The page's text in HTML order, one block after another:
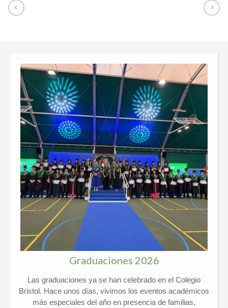
Graduaciones 2026
Las graduaciones ya se han celebrado en el Colegio
Bristol. Hace unos días, vivimos los eventos académicos
más especiales del año en presencia de familias,